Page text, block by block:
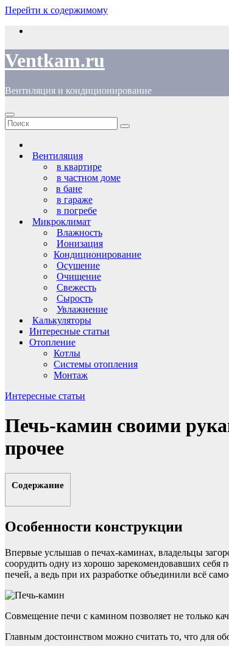
Перейти к содержимому
Ventkam.ru
Вентиляция и кондиционирование
Вентиляция
в квартире
в частном доме
в бане
в гараже
в погребе
Микроклимат
Влажность
Ионизация
Кондиционирование
Осушение
Очищение
Свежесть
Сырость
Увлажнение
Калькуляторы
Интересные статьи
Отопление
Котлы
Системы отопления
Монтаж
Интересные статьи
Печь-камин своими
прочее
Содержание
Особенности конструкции
Впервые услышав о печах-каминах, владельцы
соорудить одну из хорошо зарекомендовавших
печей, а ведь при их разработке объединили всё
Совмещение печи с камином позволяет не только
Главным достоинством можно считать то, что для